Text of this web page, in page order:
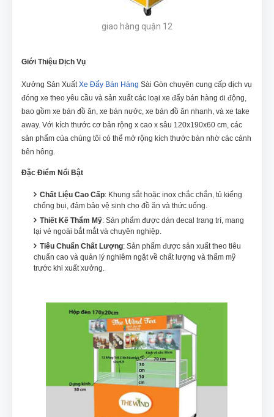
giao hàng quận 12
Giới Thiệu Dịch Vụ
Xưởng Sản XuấtXe Đẩy Bán Hàng Sài Gòn chuyên cung cấp dịch vụ
đóng xe theo yêu cầu và sản xuất các loại xe đẩy bán hàng di động,
bao gồm xe bán đồ ăn, xe bán nước, xe bán đồ ăn nhanh, và xe take
away. Với kích thước cơ bản rộng x cao x sâu 120x190x60 cm, các
sản phẩm của chúng tôi có thể mở rộng kích thước bàn nhờ các cánh
bên hông.
Đặc Điểm Nổi Bật
Chất Liệu Cao Cấp: Khung sắt hoặc inox chắc chắn, tủ kiếng
chống bụi, đảm bảo vệ sinh cho đồ ăn và thức uống.
Thiết Kế Thẩm Mỹ: Sản phẩm được dán decal trang trí, mang
lại vẻ ngoài bắt mắt và chuyên nghiệp.
Tiêu Chuẩn Chất Lượng: Sản phẩm được sản xuất theo tiêu
chuẩn cao và quản lý nghiêm ngặt về chất lượng và thẩm mỹ
trước khi xuất xưởng.